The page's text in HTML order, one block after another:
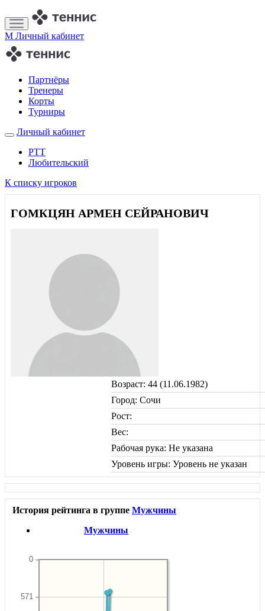
M Личный кабинет
Партнёры
Тренеры
Корты
Турниры
Личный кабинет
РТТ
Любительский
К списку игроков
ГОМКЦЯН АРМЕН СЕЙРАНОВИЧ
Возраст: 44 (11.06.1982)
Город: Сочи
Рост:
Вес:
Рабочая рука: Не указана
Уровень игры: Уровень не указан
История рейтинга в группе Мужчины
Мужчины
571
0